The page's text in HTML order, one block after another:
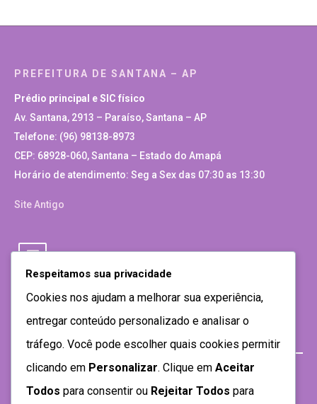
PREFEITURA DE SANTANA – AP
Prédio principal e SIC físico
Av. Santana, 2913 – Paraíso, Santana – AP
Telefone: (96) 98138-8973
CEP: 68928-060, Santana – Estado do Amapá
Horário de atendimento: Seg a Sex das 07:30 as 13:30
Site Antigo
Respeitamos sua privacidade
Cookies nos ajudam a melhorar sua experiência,
entregar conteúdo personalizado e analisar o
tráfego. Você pode escolher quais cookies permitir
clicando em Personalizar. Clique em Aceitar
Todos para consentir ou Rejeitar Todos para